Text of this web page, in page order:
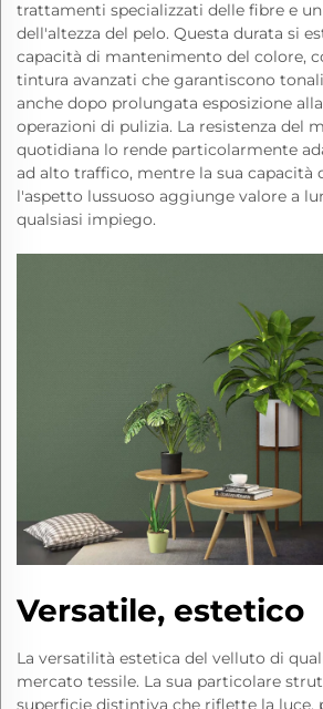
trattamenti specializzati delle fibre e
dell'altezza del pelo. Questa durata si
capacità di mantenimento del colore,
tintura avanzati che garantiscono
anche dopo prolungata esposizione
operazioni di pulizia. La resistenza del
quotidiana lo rende particolarmente
ad alto traffico, mentre la sua capacità
l'aspetto lussuoso aggiunge valore a
qualsiasi impiego.
Versatile, estetico
La versatilità estetica del velluto di
mercato tessile. La sua particolare
superficie distintiva che riflette la luce,